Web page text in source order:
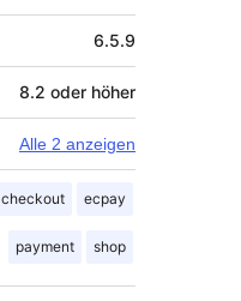
6.5.9
8.2 oder höher
Alle 2 anzeigen
checkout ecpay
payment shop